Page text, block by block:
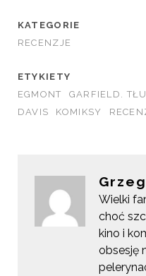
KATEGORIE
RECENZJE
ETYKIETY
EGMONT
GARFIELD.
DAVIS
KOMIKSY
Wielki
choć
kino i
obsesję